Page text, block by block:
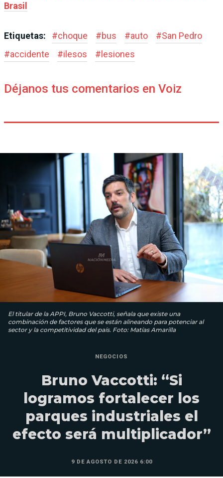
Brasil
Etiquetas: #choque #bus #auto #San Pedro
#accidente #ilesos # lesiones
Déjanos tus comentarios en Voiz
El titular de la APPI, Bruno Vaccotti, señala que existe una
combinación de factores que se están alineando para potenciar al
sector y la competitividad del país. Foto: Matías Amarilla
NEGOCIOS
Bruno Vaccotti: “Si
logramos fortalecer los
parques industriales el
efecto será multiplicador”
9 DE AGOSTO DE 2026 6:00